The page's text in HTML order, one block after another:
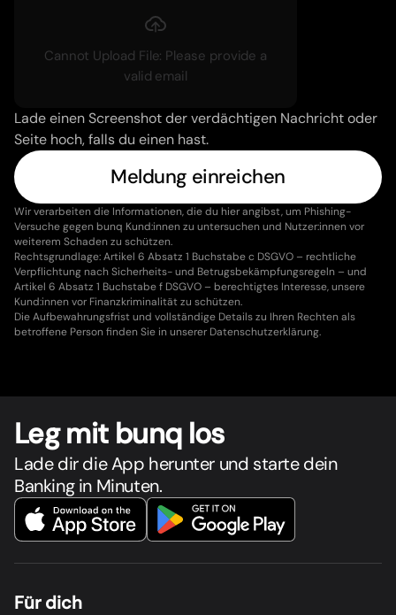
Cannot Upload File: Please provide a
valid email
Lade einen Screenshot der verdächtigen Nachricht oder
Seite hoch, falls du einen hast.
Meldung einreichen
Wir verarbeiten die Informationen, die du hier angibst, um Phishing-
Versuche gegen bunq Kund:innen zu untersuchen und Nutzer:innen vor
weiterem Schaden zu schützen.
Rechtsgrundlage: Artikel 6 Absatz 1 Buchstabe c DSGVO – rechtliche
Verpflichtung nach Sicherheits- und Betrugsbekämpfungsregeln – und
Artikel 6 Absatz 1 Buchstabe f DSGVO – berechtigtes Interesse, unsere
Kund:innen vor Finanzkriminalität zu schützen.
Die Aufbewahrungsfrist und vollständige Details zu Ihren Rechten als
betroffene Person finden Sie in unserer Datenschutzerklärung.
Leg mit bunq los
Lade dir die App herunter und starte dein
Banking in Minuten.
Für dich